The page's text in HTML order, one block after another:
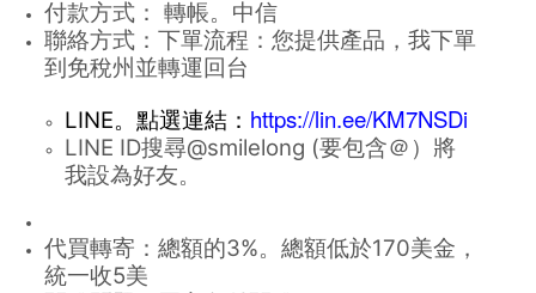
付款方式： 轉帳。中信
聯絡方式： 下單流程：您提供產品，我下單
到免稅州並轉運回台
LINE。點選連結： https://lin.ee/KM7NSDi
LINE ID搜尋@smilelong (要包含＠）將
我設為好友。
代買轉寄：總額的3%。總額低於170美金，
統一收5美